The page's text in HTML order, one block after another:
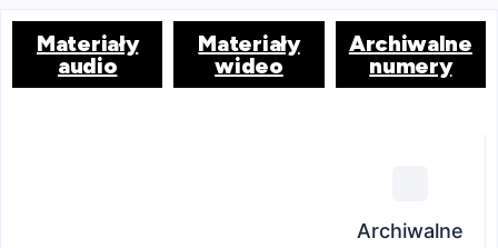
Materiały
audio
Materiały
wideo
Archiwalne
numery
Archiwalne